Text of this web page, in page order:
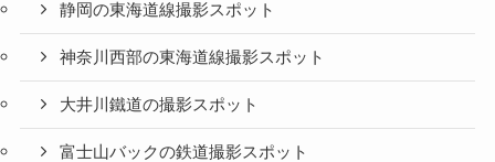
静岡の東海道線撮影スポット
神奈川西部の東海道線撮影スポット
大井川鐵道の撮影スポット
富士山バックの鉄道撮影スポット